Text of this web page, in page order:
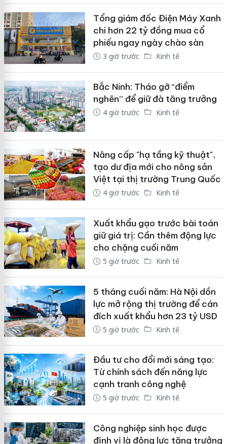
Tổng giám đốc Điện Máy Xanh
chi hơn 22 tỷ đồng mua cổ
phiếu ngay ngày chào sàn
3 giờ trước Kinh tế
Bắc Ninh: Tháo gỡ “điểm
nghẽn” để giữ đà tăng trưởng
4 giờ trước Kinh tế
Nâng cấp "hạ tầng kỹ thuật",
tạo dư địa mới cho nông sản
Việt tại thị trường Trung Quốc
4 giờ trước Kinh tế
Xuất khẩu gạo trước bài toán
giữ giá trị: Cần thêm động lực
cho chặng cuối năm
5 giờ trước Kinh tế
5 tháng cuối năm: Hà Nội dồn
lực mở rộng thị trường để cán
đích xuất khẩu hơn 23 tỷ USD
5 giờ trước Kinh tế
Đầu tư cho đổi mới sáng tạo:
Từ chính sách đến năng lực
cạnh tranh công nghệ
5 giờ trước Kinh tế
Công nghiệp sinh học được
định vị là động lực tăng trưởng